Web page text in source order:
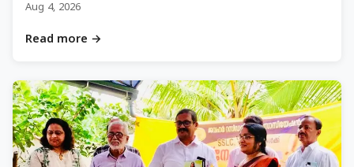
Aug 4, 2026
Read more →